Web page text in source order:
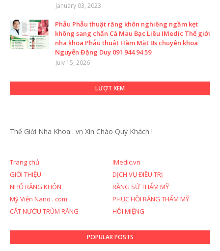
January 03, 2023
Phẫu Phẫu thuật răng khôn nghiêng ngầm kẹt
không sang chấn Cà Mau Bạc Liêu IMedic Thế giới
nha khoa Phẫu thuật Hàm Mặt Bs chuyên khoa
Nguyễn Đặng Duy 091 944 94 59
July 15, 2026
LƯỢT XEM
Thế Giới Nha Khoa . vn Xin Chào Quý Khách !
Trang chủ
IMedic.vn
GIỚI THIỆU
DỊCH VỤ ĐIỀU TRỊ
NHỔ RĂNG KHÔN
RĂNG SỨ THẨM MỸ
Mỹ Viện Nano . com
PHỤC HỒI RĂNG THẨM MỸ
CẮT NƯỚU TRÙM RĂNG
HÔI MIỆNG
POPULAR POSTS